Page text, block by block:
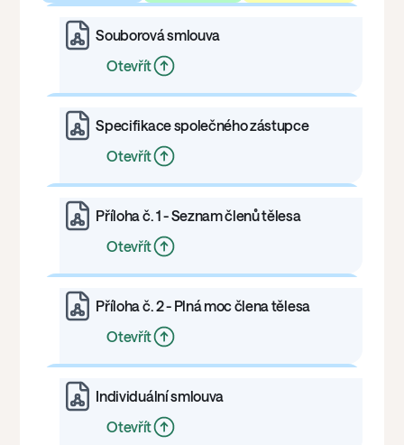
Souborová smlouva
Otevřít
Specifikace společného zástupce
Otevřít
Příloha č. 1 - Seznam členů tělesa
Otevřít
Příloha č. 2 - Plná moc člena tělesa
Otevřít
Individuální smlouva
Otevřít